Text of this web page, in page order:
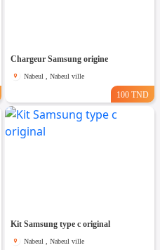
Chargeur Samsung origine
Nabeul , Nabeul ville
100 TND
Kit Samsung type c original
Nabeul , Nabeul ville